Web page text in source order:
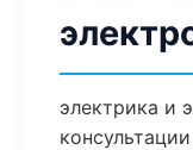
электрика и